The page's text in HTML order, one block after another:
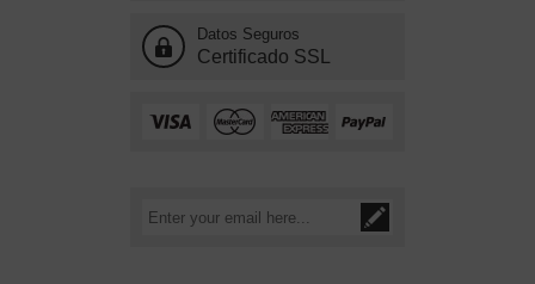
Datos Seguros
Certificado SSL